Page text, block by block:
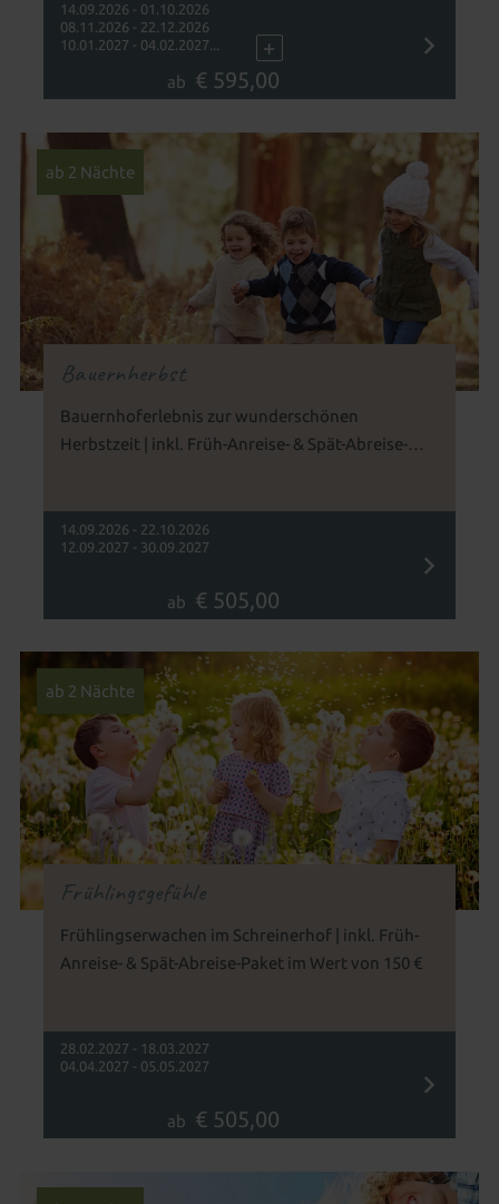
14.09.2026 - 01.10.2026
08.11.2026 - 22.12.2026
10.01.2027 - 04.02.2027...
+
ab € 595,00
ab 2 Nächte
Bauernherbst
Bauernhoferlebnis zur wunderschönen
Herbstzeit | inkl. Früh-Anreise- & Spät-Abreise-
14.09.2026 - 22.10.2026
12.09.2027 - 30.09.2027
ab € 505,00
ab 2 Nächte
Frühlingsgefühle
Frühlingserwachen im Schreinerhof | inkl. Früh-
Anreise- & Spät-Abreise-Paket im Wert von 150 €
28.02.2027 - 18.03.2027
04.04.2027 - 05.05.2027
ab € 505,00